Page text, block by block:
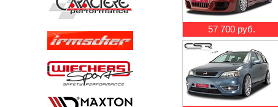
57 700 руб.